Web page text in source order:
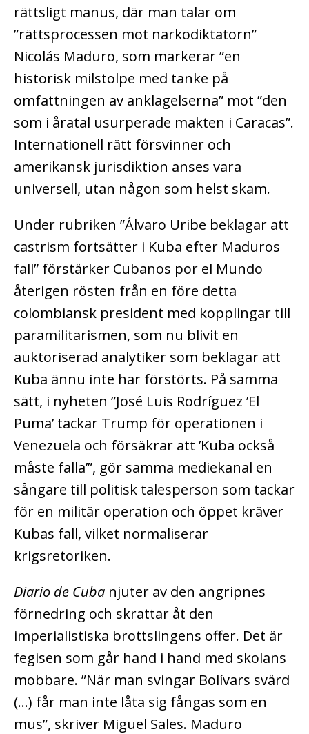
rättsligt manus, där man talar om
”rättsprocessen mot narkodiktatorn”
Nicolás Maduro, som markerar ”en
historisk milstolpe med tanke på
omfattningen av anklagelserna” mot ”den
som i åratal usurperade makten i Caracas”.
Internationell rätt försvinner och
amerikansk jurisdiktion anses vara
universell, utan någon som helst skam.
Under rubriken ”Álvaro Uribe beklagar att
castrism fortsätter i Kuba efter Maduros
fall” förstärker Cubanos por el Mundo
återigen rösten från en före detta
colombiansk president med kopplingar till
paramilitarismen, som nu blivit en
auktoriserad analytiker som beklagar att
Kuba ännu inte har förstörts. På samma
sätt, i nyheten ”José Luis Rodríguez ’El
Puma’ tackar Trump för operationen i
Venezuela och försäkrar att ’Kuba också
måste falla’”, gör samma mediekanal en
sångare till politisk talesperson som tackar
för en militär operation och öppet kräver
Kubas fall, vilket normaliserar
krigsretoriken.
Diario de Cuba njuter av den angripnes
förnedring och skrattar åt den
imperialistiska brottslingens offer. Det är
fegisen som går hand i hand med skolans
mobbare. ”När man svingar Bolívars svärd
(…) får man inte låta sig fångas som en
mus”, skriver Miguel Sales. Maduro